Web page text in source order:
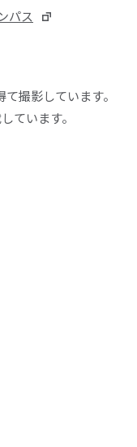
パス
撮影しています。
ています。